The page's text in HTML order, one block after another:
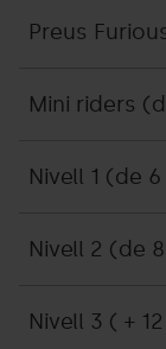
Preus
Mini riders
Nivell 1 (de
Nivell 2 (de
Nivell 3 ( +